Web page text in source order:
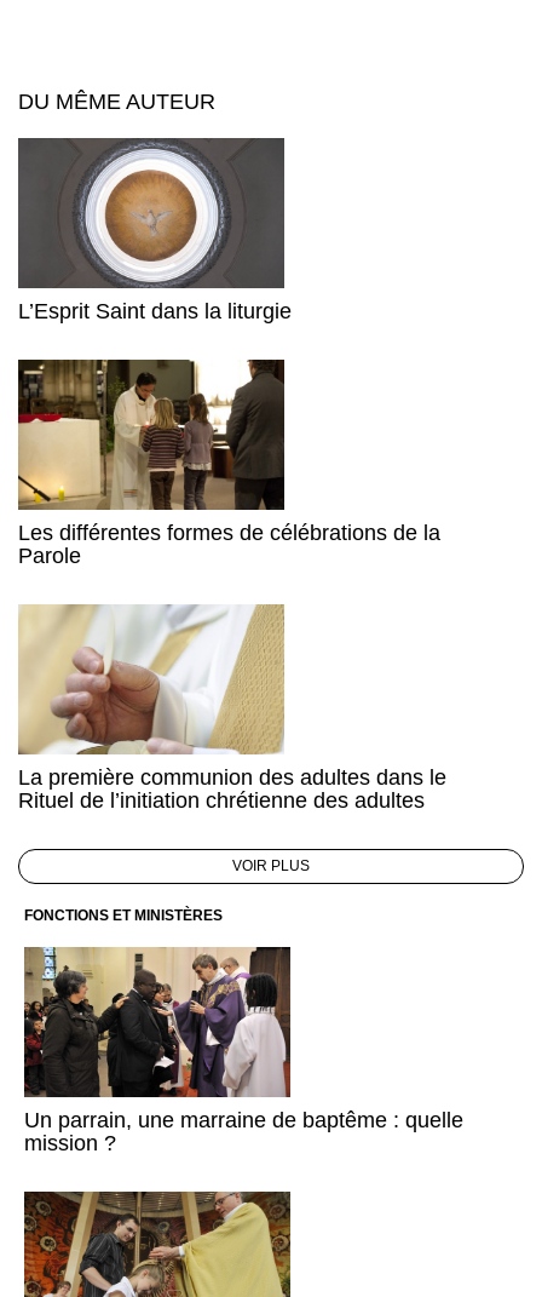
DU MÊME AUTEUR
L’Esprit Saint dans la liturgie
Les différentes formes de célébrations de la
Parole
La première communion des adultes dans le
Rituel de l’initiation chrétienne des adultes
VOIR PLUS
FONCTIONS ET MINISTÈRES
Un parrain, une marraine de baptême : quelle
mission ?